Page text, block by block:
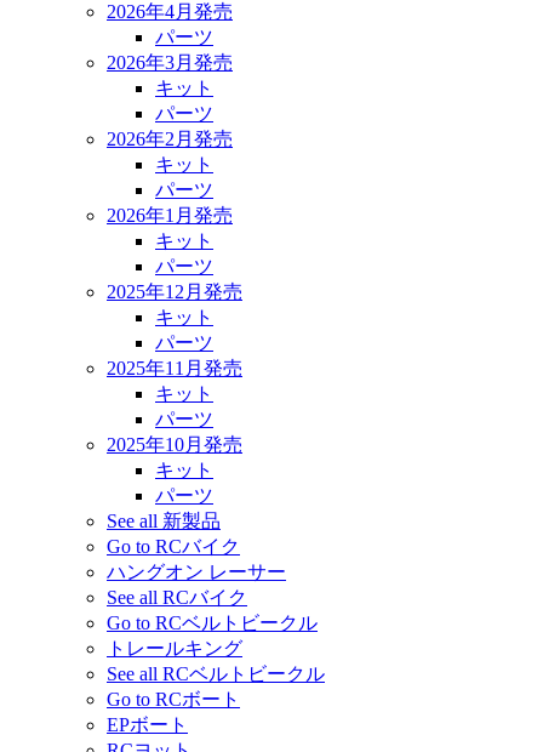
2026年4月発売
パーツ
2026年3月発売
キット
パーツ
2026年2月発売
キット
パーツ
2026年1月発売
キット
パーツ
2025年12月発売
キット
パーツ
2025年11月発売
キット
パーツ
2025年10月発売
キット
パーツ
See all 新製品
Go to RCバイク
ハングオン レーサー
See all RCバイク
Go to RCベルトビークル
トレールキング
See all RCベルトビークル
Go to RCボート
EPボート